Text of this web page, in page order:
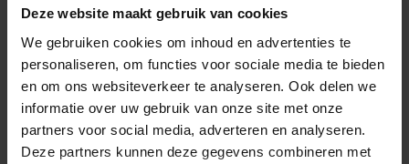
Deze website maakt gebruik van cookies
We gebruiken cookies om inhoud en advertenties te
personaliseren, om functies voor sociale media te bieden
en om ons websiteverkeer te analyseren. Ook delen we
informatie over uw gebruik van onze site met onze
partners voor social media, adverteren en analyseren.
Deze partners kunnen deze gegevens combineren met